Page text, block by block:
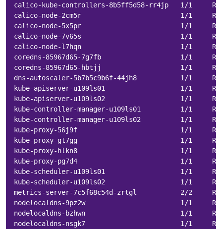
calico-kube-controllers-8b5ff5d58-rr4jp   1/1
calico-node-2cm5r                         1/1
calico-node-5x5pr                         1/1
calico-node-7v65s                         1/1
calico-node-l7hqn                         1/1
coredns-85967d65-7g7fb                    1/1
coredns-85967d65-hbtjj                    1/1
dns-autoscaler-5b7b5c9b6f-44jh8           1/1
kube-apiserver-u109ls01                   1/1
kube-apiserver-u109ls02                   1/1
kube-controller-manager-u109ls01          1/1
kube-controller-manager-u109ls02          1/1
kube-proxy-56j9f                          1/1
kube-proxy-gt7gg                          1/1
kube-proxy-hlkn8                          1/1
kube-proxy-pg7d4                          1/1
kube-scheduler-u109ls01                   1/1
kube-scheduler-u109ls02                   1/1
metrics-server-7c5f68c54d-zrtgl           2/2
nodelocaldns-9pz2w                        1/1
nodelocaldns-bzhwn                        1/1
nodelocaldns-nsgk7                        1/1